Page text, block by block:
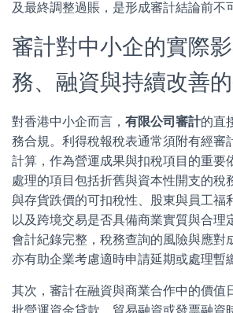
及最終調整過賬，是形成審計結論前不
審計對中小企的實際
務、融資與持續改善
對香港中小企而言， 有限公司審計的直
務合規。利得稅報稅表通常須附有經審
計算，作為營運成果與扣稅項目的重要
處理的項目包括折舊與資本性開支的稅
與存貨跌價的可扣稅性、股東與員工福
以及跨境交易是否具備商業實質與合理
會計紀錄完整，稅務查詢的風險與應對
亦有助企業考慮適時申請延期或處理暫
其次，審計在融資與商業合作中的價值
批營運資金貸款、貿易融資或發票融資